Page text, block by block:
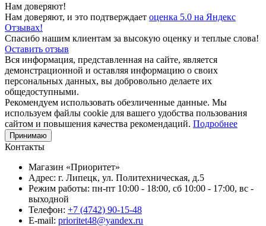
Нам доверяют!
Нам доверяют, и это подтверждает оценка 5.0 на Яндекс
Отзывах!
Спасибо нашим клиентам за высокую оценку и теплые слова!
Оставить отзыв
Вся информация, представленная на сайте, является
демонстрационной и оставляя информацию о своих
персональных данных, вы добровольно делаете их
общедоступными.
Рекомендуем использовать обезличенные данные. Мы
используем файлы cookie для вашего удобства пользования
сайтом и повышения качества рекомендаций. Подробнее
Принимаю
Контакты
Магазин «Приоритет»
Адрес: г. Липецк, ул. Политехническая, д.5
Режим работы: пн-пт 10:00 - 18:00, сб 10:00 - 17:00, вс -
выходной
Телефон: +7 (4742) 90-15-48
E-mail: prioritet48@yandex.ru